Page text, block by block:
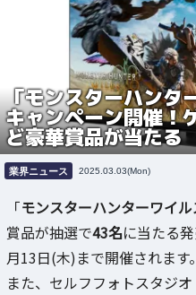
「モンスターハンタ
キャンペーン開催！
ど豪華賞品が当たる
業界ニュース 2025.03.03(Mon)
「モンスターハンターワイ
賞品が抽選で43名に当たる
月13日(木)まで開催されます。
また、セルフフォトスタジオ